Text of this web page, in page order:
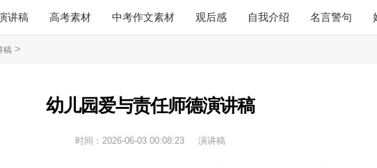
讲稿 高考素材 中考作文素材 观后感 自我介绍 名言警句
稿 >
幼儿园爱与责任师德演讲稿
时间： 2026-06-03 00:08:23 演讲稿